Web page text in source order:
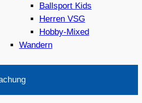
Ballsport Kids
Herren VSG
Hobby-Mixed
Wandern